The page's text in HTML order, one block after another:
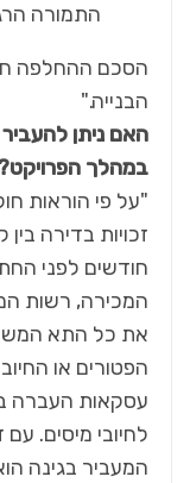
התמורה
הסכם ההחלפה
הבנייה."
האם ניתן
במהלך הפרויקט
"על פי הוראות
חודשים לפני
המכירה, רשות
את כל התא
הפטורים או
עסקאות העברה
לחיובי מיסים.
המעביר בגינה